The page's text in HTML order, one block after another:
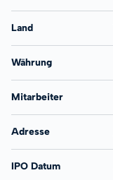
Land
Währung
Mitarbeiter
Adresse
IPO Datum